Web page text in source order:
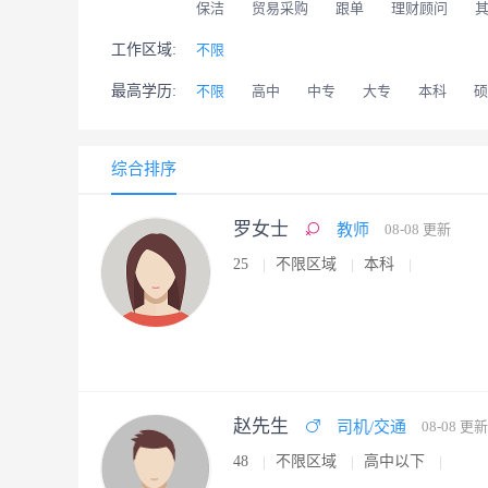
保洁
贸易采购 跟单 理财顾问
工作区域: 不限
最高学历: 不限 高中 中专 大专 本科
综合排序
罗女士 教师 08-08 更新
25 不限区域 本科
赵先生 司机/交通 08-08 更新
48 不限区域 高中以下